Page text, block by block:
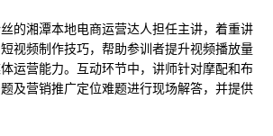
的湘潭本地电商运营达人担任主讲，着重讲
视频制作技巧，帮助参训者提升视频播放量
运营能力。互动环节中，讲师针对摩配和布
及营销推广定位难题进行现场解答，并提供